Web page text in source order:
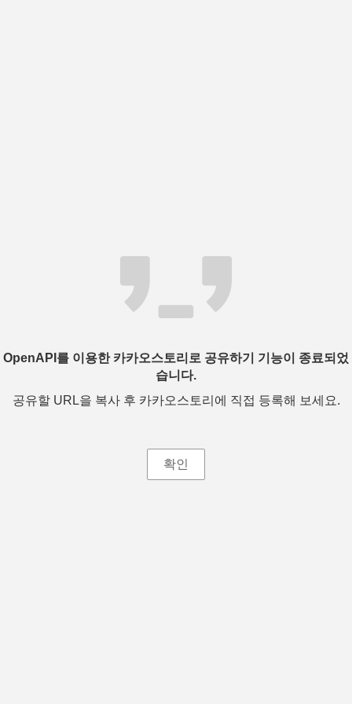
OpenAPI를 이용한 카카오스토리로 공유하기 기능이 종료되었
습니다.
공유할 URL을 복사 후 카카오스토리에 직접 등록해 보세요.
확인